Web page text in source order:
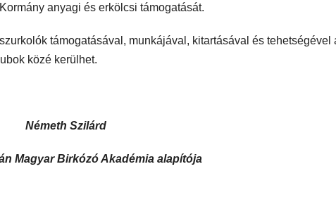
anyagi és erkölcsi támogatását.
támogatásával, munkájával, kitartásával és tehetségével
közé kerülhet.
Németh Szilárd
Magyar Birkózó Akadémia alapítója